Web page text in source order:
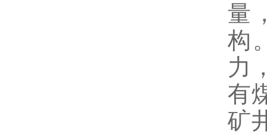
量
构
力
有
矿